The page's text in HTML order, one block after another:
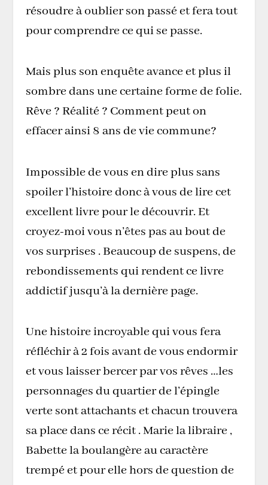
résoudre à oublier son passé et fera tout
pour comprendre ce qui se passe.
Mais plus son enquête avance et plus il
sombre dans une certaine forme de folie.
Rêve ? Réalité ? Comment peut on
effacer ainsi 8 ans de vie commune?
Impossible de vous en dire plus sans
spoiler l’histoire donc à vous de lire cet
excellent livre pour le découvrir. Et
croyez-moi vous n’êtes pas au bout de
vos surprises . Beaucoup de suspens, de
rebondissements qui rendent ce livre
addictif jusqu’à la dernière page.
Une histoire incroyable qui vous fera
réfléchir à 2 fois avant de vous endormir
et vous laisser bercer par vos rêves …les
personnages du quartier de l’épingle
verte sont attachants et chacun trouvera
sa place dans ce récit . Marie la libraire ,
Babette la boulangère au caractère
trempé et pour elle hors de question de